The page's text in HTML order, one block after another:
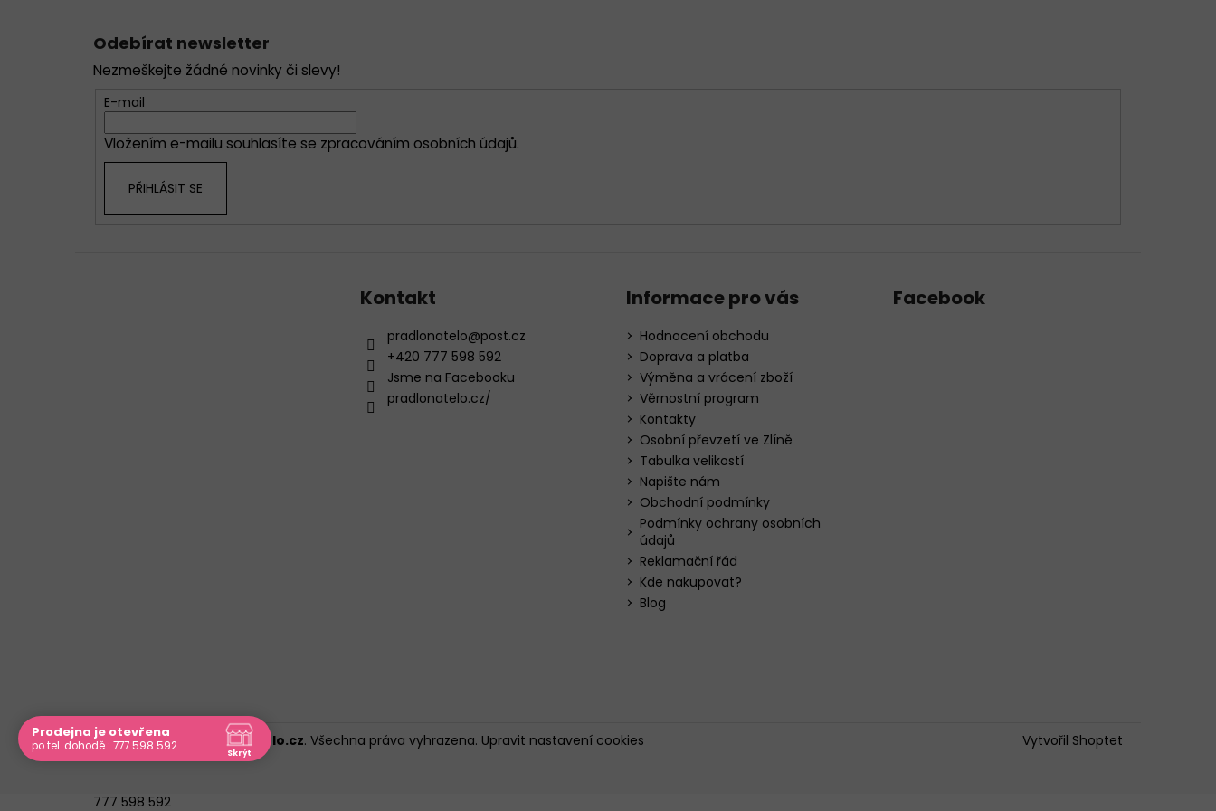
Odebírat newsletter
Nezmeškejte žádné novinky či slevy!
E-mail
Vložením e-mailu souhlasíte se zpracováním osobních údajů.
PŘIHLÁSIT SE
Kontakt
pradlonatelo@post.cz
+420 777 598 592
Jsme na Facebooku
pradlonatelo.cz/
Informace pro vás
Hodnocení obchodu
Doprava a platba
Výměna a vrácení zboží
Věrnostní program
Kontakty
Osobní převzetí ve Zlíně
Tabulka velikostí
Napište nám
Obchodní podmínky
Podmínky ochrany osobních
údajů
Reklamační řád
Kde nakupovat?
Blog
Facebook
Vytvořil Shoptet
Copyright 2026 Pradlonatelo.cz. Všechna práva vyhrazena. Upravit nastavení cookies
777 598 592
Prodejna je otevřena
po tel. dohodě : 777 598 592 Skrýt
Nechci již zobrazovat